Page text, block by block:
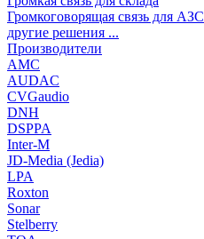
Громкоговорящая связь для АЗС
другие решения ...
Производители
AMC
AUDAC
CVGaudio
DNH
DSPPA
Inter-M
JD-Media (Jedia)
LPA
Roxton
Sonar
Stelberry